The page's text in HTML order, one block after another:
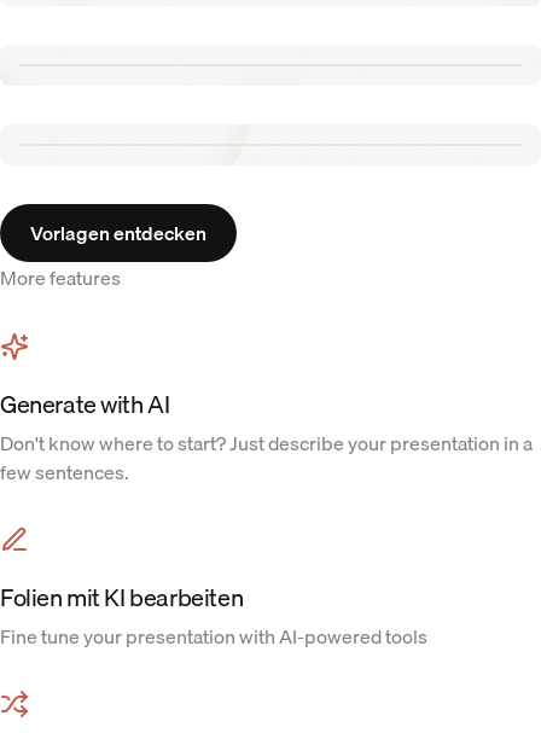
Vorlagen entdecken
More features
Generate with AI
Don't know where to start? Just describe your presentation in a
few sentences.
Folien mit KI bearbeiten
Fine tune your presentation with AI-powered tools